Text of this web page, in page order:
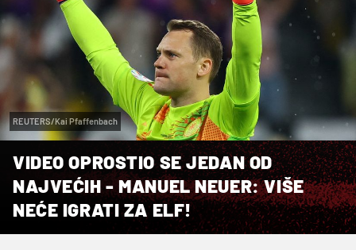
REUTERS/Kai Pfaffenbach
VIDEO OPROSTIO SE JEDAN OD
NAJVEĆIH - MANUEL NEUER: VIŠE
NEĆE IGRATI ZA ELF!